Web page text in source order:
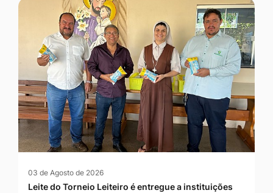
03 de Agosto de 2026
Leite do Torneio Leiteiro é entregue a instituições